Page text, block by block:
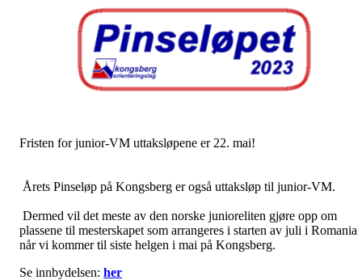
Fristen for junior-VM uttaksløpene er 22. mai!
Årets Pinseløp på Kongsberg er også uttaksløp til junior-VM.
Dermed vil det meste av den norske junioreliten gjøre opp om
plassene til mesterskapet som arrangeres i starten av juli i Romania
når vi kommer til siste helgen i mai på Kongsberg.
Se innbydelsen: her